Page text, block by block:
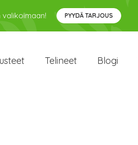
PYYDÄ TARJOUS
Telineet Blogi